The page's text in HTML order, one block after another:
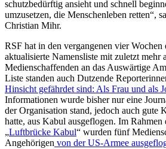
schutzbedürftig ansieht und schnell
umzusetzen, die Menschenleben retten“,
Christian Mihr.
RSF hat in den vergangenen vier Wochen
aktualisierte Namensliste mit zuletzt mehr
Medienschaffenden an das Auswärtige
Liste standen auch Dutzende
Hinsicht gefährdet sind: Als Frau und als
Informationen wurde bisher nur eine
der Organisation stand, jedoch auch gute
hatte, aus Kabul ausgeflogen. Im
„Luftbrücke Kabul“ wurden fünf
Angehörigen von der US-Armee